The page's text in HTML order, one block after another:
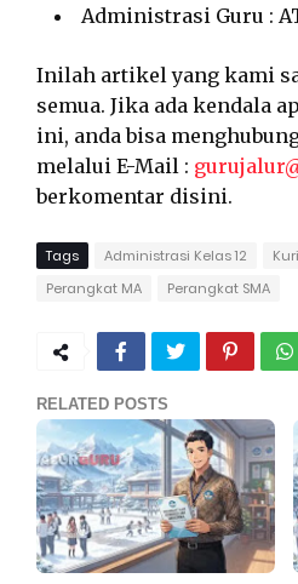
Administrasi Guru :
Inilah artikel yang kami
semua. Jika ada kendala
ini, anda bisa
melalui E-Mail :
berkomentar disini.
Tags Administrasi Kelas 12
Perangkat MA
Perangkat SMA
RELATED POSTS